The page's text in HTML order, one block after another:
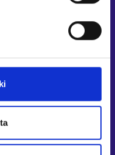
ohjeet